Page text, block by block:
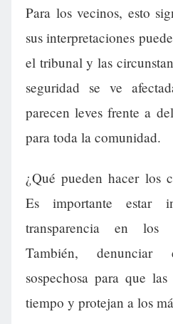
Para los vecinos, esto
sus interpretaciones
el tribunal y las
seguridad se ve
parecen leves frente a
para toda la comunidad.
¿Qué pueden hacer los
Es importante estar
transparencia en los
También, denunciar
sospechosa para que
tiempo y protejan a los